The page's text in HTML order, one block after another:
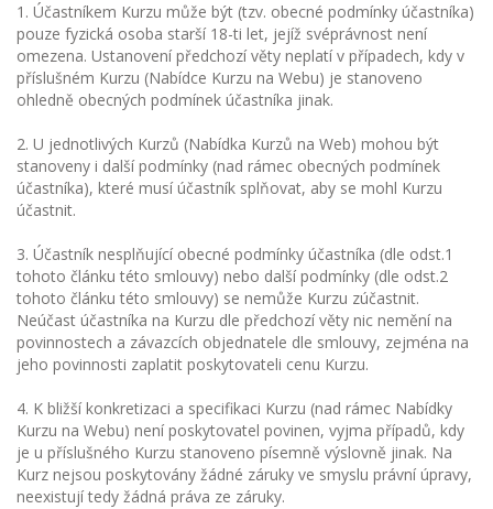
1. Účastníkem Kurzu může být (tzv. obecné podmínky účastníka)
pouze fyzická osoba starší 18-ti let, jejíž svéprávnost není
omezena. Ustanovení předchozí věty neplatí v případech, kdy v
příslušném Kurzu (Nabídce Kurzu na Webu) je stanoveno
ohledně obecných podmínek účastníka jinak.
2. U jednotlivých Kurzů (Nabídka Kurzů na Web) mohou být
stanoveny i další podmínky (nad rámec obecných podmínek
účastníka), které musí účastník splňovat, aby se mohl Kurzu
účastnit.
3. Účastník nesplňující obecné podmínky účastníka (dle odst.1
tohoto článku této smlouvy) nebo další podmínky (dle odst.2
tohoto článku této smlouvy) se nemůže Kurzu zúčastnit.
Neúčast účastníka na Kurzu dle předchozí věty nic nemění na
povinnostech a závazcích objednatele dle smlouvy, zejména na
jeho povinnosti zaplatit poskytovateli cenu Kurzu.
4. K bližší konkretizaci a specifikaci Kurzu (nad rámec Nabídky
Kurzu na Webu) není poskytovatel povinen, vyjma případů, kdy
je u příslušného Kurzu stanoveno písemně výslovně jinak. Na
Kurz nejsou poskytovány žádné záruky ve smyslu právní úpravy,
neexistují tedy žádná práva ze záruky.